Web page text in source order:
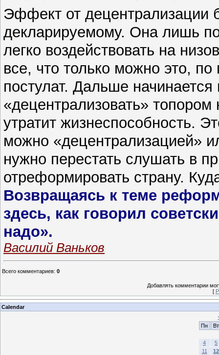
Эффект от децентрализации
декларируемому. Она лишь
легко воздействовать на
все, что только можно это,
постулат. Дальше
«децентрализовать» топором
утратит жизнеспособность.
можно «децентрализацией»
нужно перестать слушать в
отреформировать страну.
Возвращаясь к теме
здесь, как говорил
надо».
Василий Ваньков
Всего комментариев: 0
Добавлять комментарии
[
Calendar
Пн
Вт
4
5
11
12